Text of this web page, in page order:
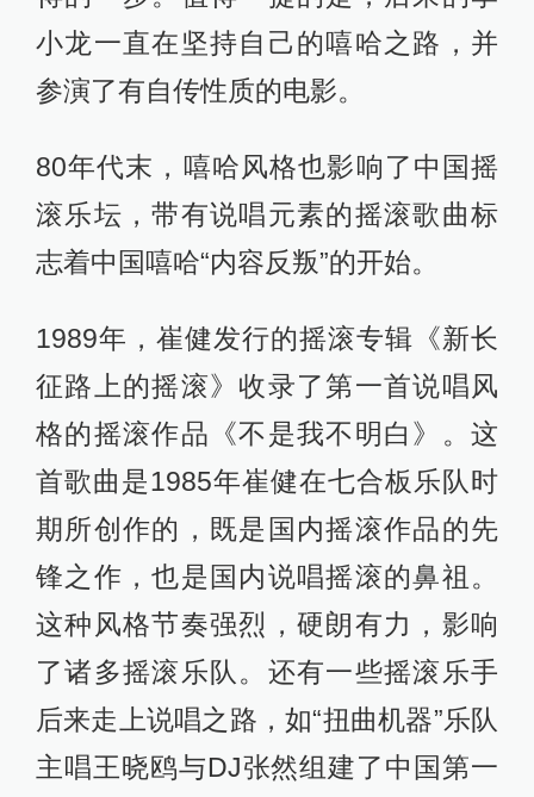
小龙一直在坚持自己的嘻哈之路，并
参演了有自传性质的电影。
80年代末，嘻哈风格也影响了中国摇
滚乐坛，带有说唱元素的摇滚歌曲标
志着中国嘻哈“内容反叛”的开始。
1989年，崔健发行的摇滚专辑《新长
征路上的摇滚》收录了第一首说唱风
格的摇滚作品《不是我不明白》。这
首歌曲是1985年崔健在七合板乐队时
期所创作的，既是国内摇滚作品的先
锋之作，也是国内说唱摇滚的鼻祖。
这种风格节奏强烈，硬朗有力，影响
了诸多摇滚乐队。还有一些摇滚乐手
后来走上说唱之路，如“扭曲机器”乐队
主唱王晓鸥与DJ张然组建了中国第一